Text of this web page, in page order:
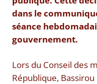
dans le
séance
gouvernement.
Lors du Conseil des
République,